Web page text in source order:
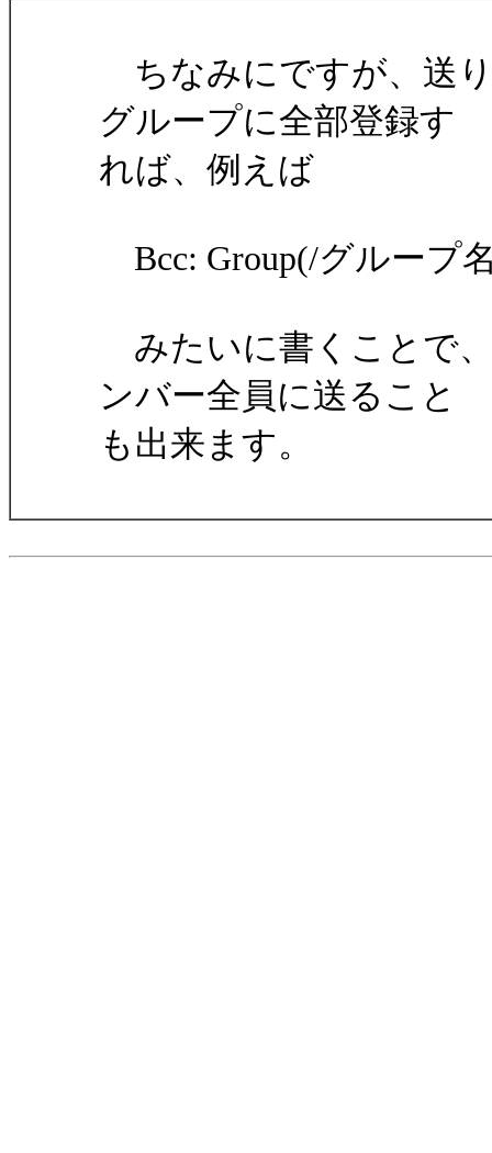
ちなみにですが、送
グループに全部登録す
れば、例えば
Bcc: Group(/グループ
みたいに書くことで
ンバー全員に送ること
も出来ます。